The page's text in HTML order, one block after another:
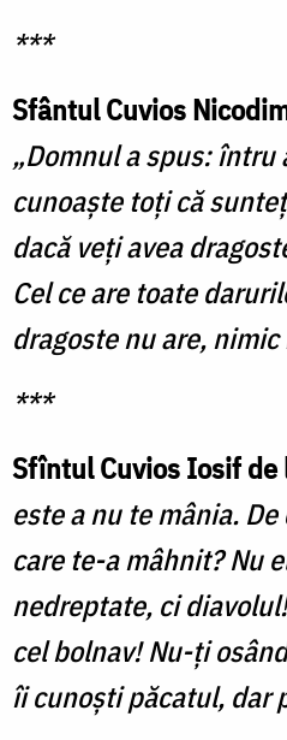
***
Sfântul Cuvios
„Domnul a spus: întru
cunoaşte toţi că
dacă veţi avea
Cel ce are toate
dragoste nu are,
***
Sfîntul Cuvios Iosif de
este a nu te mânia.
care te-a mâhnit? Nu
nedreptate, ci
cel bolnav! Nu-ţi
îi cunoşti păcatul, dar